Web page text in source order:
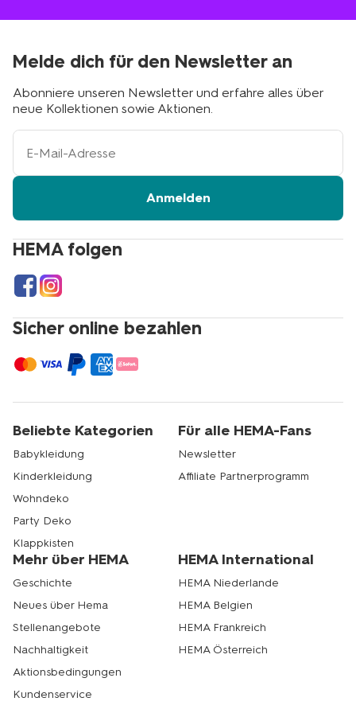
HEMA folgen
Sicher online bezahlen
Melde dich für den Newsletter an
Abonniere unseren Newsletter und erfahre alles über
neue Kollektionen sowie Aktionen.
Ihre
Adresse
Anmelden
Beliebte Kategorien
Babykleidung
Kinderkleidung
Wohndeko
Party Deko
Klappkisten
Für alle HEMA-Fans
Newsletter
Affiliate Partnerprogramm
Mehr über HEMA
Geschichte
Neues über Hema
Stellenangebote
Nachhaltigkeit
Aktionsbedingungen
Kundenservice
HEMA International
HEMA Niederlande
HEMA Belgien
HEMA Frankreich
HEMA Österreich